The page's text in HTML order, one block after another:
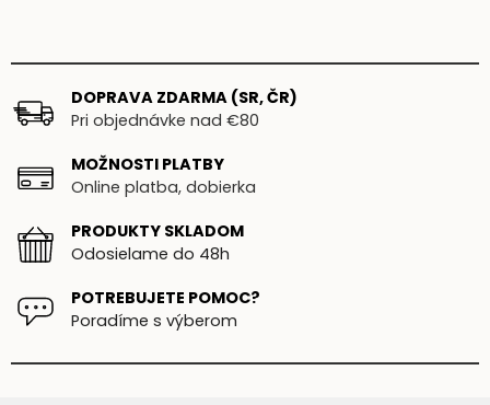
DOPRAVA ZDARMA (SR, ČR)
Pri objednávke nad €80
MOŽNOSTI PLATBY
Online platba, dobierka
PRODUKTY SKLADOM
Odosielame do 48h
POTREBUJETE POMOC?
Poradíme s výberom